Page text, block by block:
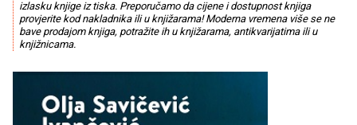
izlasku knjige iz tiska. Preporučamo da cijene i dostupnost knjiga
provjerite kod nakladnika ili u knjižarama! Moderna vremena više se ne
bave prodajom knjiga, potražite ih u knjižarama, antikvarijatima ili u
knjižnicama.